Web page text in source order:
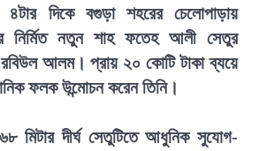
দিকে বগুড়া শহরের চেলোপাড়ায়
নির্মিত নতুন শাহ ফতেহ আলী সেতুর
আলম। প্রায় ২০ কোটি টাকা ব্যয়ে
ফলক উন্মোচন করেন তিনি।
৬৮ মিটার দীর্ঘ সেতুটিতে আধুনিক সুযোগ-